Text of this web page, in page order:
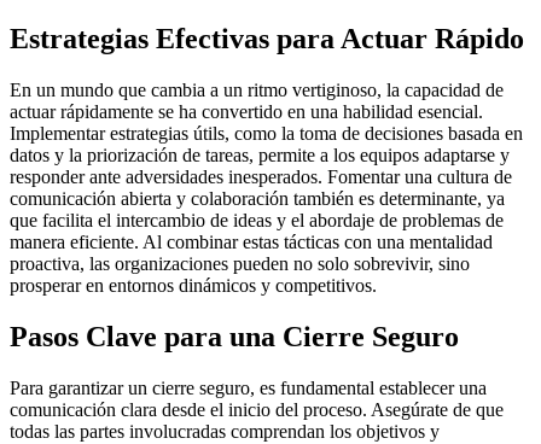
Estrategias Efectivas para Actuar Rápido
En un mundo que cambia a un ritmo vertiginoso, la capacidad de
actuar rápidamente se ha convertido en una habilidad esencial.
Implementar estrategias útils, como la toma de decisiones basada en
datos y la priorización de tareas, permite a los equipos adaptarse y
responder ante adversidades inesperados. Fomentar una cultura de
comunicación abierta y colaboración también es determinante, ya
que facilita el intercambio de ideas y el abordaje de problemas de
manera eficiente. Al combinar estas tácticas con una mentalidad
proactiva, las organizaciones pueden no solo sobrevivir, sino
prosperar en entornos dinámicos y competitivos.
Pasos Clave para una Cierre Seguro
Para garantizar un cierre seguro, es fundamental establecer una
comunicación clara desde el inicio del proceso. Asegúrate de que
todas las partes involucradas comprendan los objetivos y